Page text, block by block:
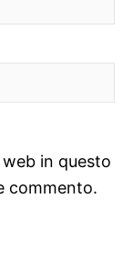
in questo
commento.